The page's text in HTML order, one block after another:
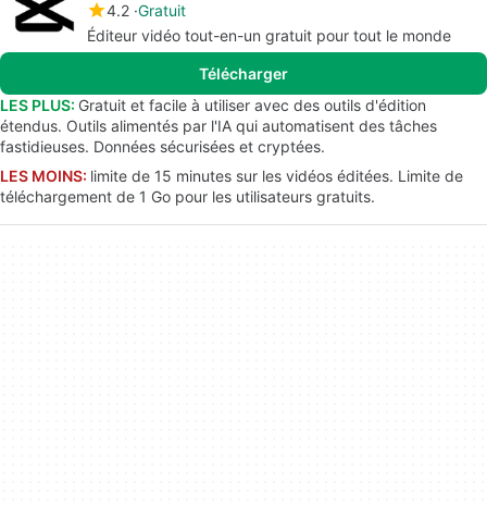
4.2 Gratuit
Éditeur vidéo tout-en-un gratuit pour tout le monde
Télécharger
LES PLUS: Gratuit et facile à utiliser avec des outils d'édition
étendus. Outils alimentés par l'IA qui automatisent des tâches
fastidieuses. Données sécurisées et cryptées.
LES MOINS: limite de 15 minutes sur les vidéos éditées. Limite de
téléchargement de 1 Go pour les utilisateurs gratuits.